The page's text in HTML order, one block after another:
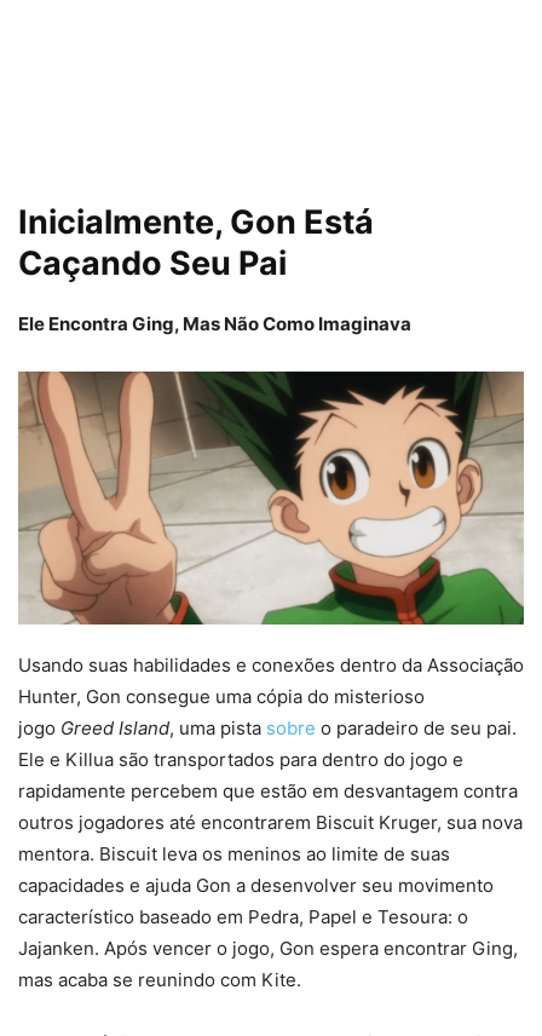
Inicialmente, Gon Está
Caçando Seu Pai
Ele Encontra Ging, Mas Não Como Imaginava
Usando suas habilidades e conexões dentro da Associação
Hunter, Gon consegue uma cópia do misterioso
jogo Greed Island, uma pista sobre o paradeiro de seu pai.
Ele e Killua são transportados para dentro do jogo e
rapidamente percebem que estão em desvantagem contra
outros jogadores até encontrarem Biscuit Kruger, sua nova
mentora. Biscuit leva os meninos ao limite de suas
capacidades e ajuda Gon a desenvolver seu movimento
característico baseado em Pedra, Papel e Tesoura: o
Jajanken. Após vencer o jogo, Gon espera encontrar Ging,
mas acaba se reunindo com Kite.